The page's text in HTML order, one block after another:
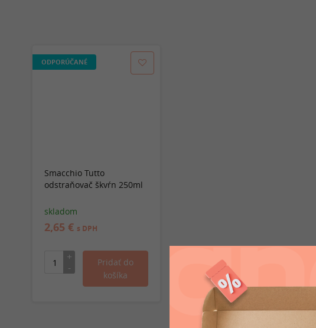
ODPORÚČANÉ
Smacchio Tutto
odstraňovač škvŕn 250ml
skladom
2,65 € s DPH